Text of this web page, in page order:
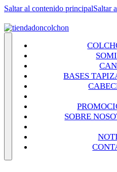
Saltar al contenido principalSaltar
BASES
SOBRE